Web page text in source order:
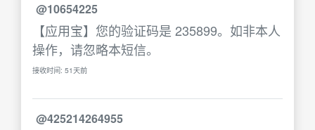
@10654225
【应用宝】您的验证码是 235899。如非本人
操作，请忽略本短信。
接收时间: 51天前
@425214264955